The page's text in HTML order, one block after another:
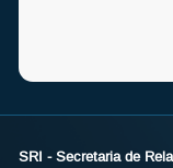
SRI - Secretaria de